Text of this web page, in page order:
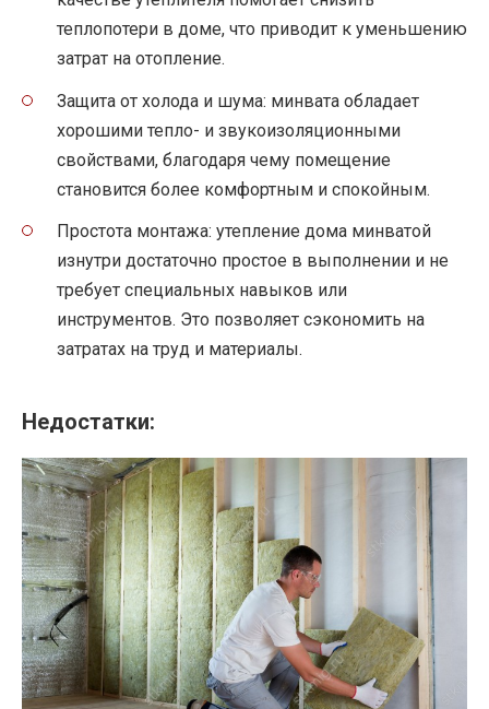
теплопотери в доме, что приводит к уменьшению
затрат на отопление.
Защита от холода и шума: минвата обладает
хорошими тепло- и звукоизоляционными
свойствами, благодаря чему помещение
становится более комфортным и спокойным.
Простота монтажа: утепление дома минватой
изнутри достаточно простое в выполнении и не
требует специальных навыков или
инструментов. Это позволяет сэкономить на
затратах на труд и материалы.
Недостатки: